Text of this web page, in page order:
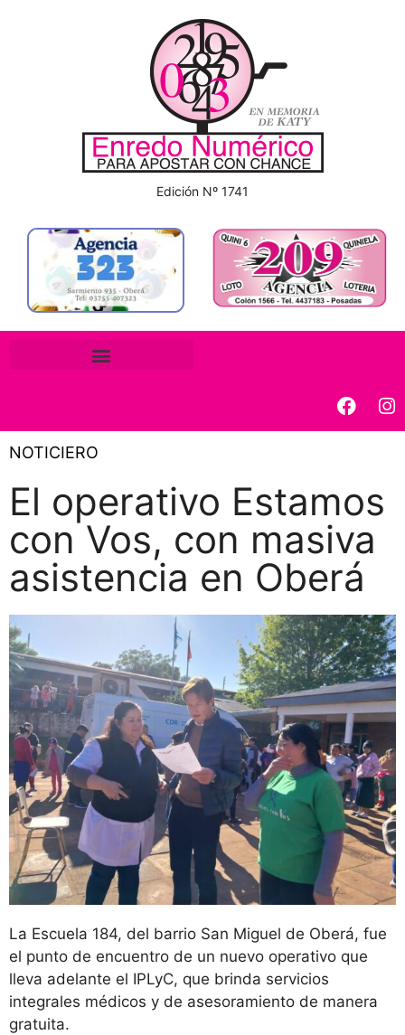
Edición Nº 1741
NOTICIERO
El operativo Estamos
con Vos, con masiva
asistencia en Oberá
La Escuela 184, del barrio San Miguel de Oberá, fue
el punto de encuentro de un nuevo operativo que
lleva adelante el IPLyC, que brinda servicios
integrales médicos y de asesoramiento de manera
gratuita.